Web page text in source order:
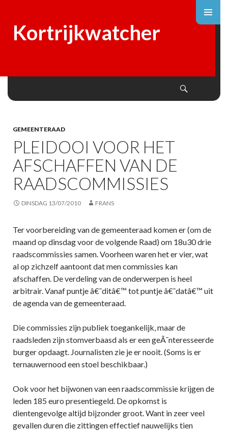
Kortrijkwatcher
GEMEENTERAAD
PLEIDOOI VOOR HET
AFSCHAFFEN VAN DE
RAADSCOMMISSIES
DINSDAG 13/07/2010 FRANS
Ter voorbereiding van de gemeenteraad komen er (om de
maand op dinsdag voor de volgende Raad) om 18u30 drie
raadscommissies samen. Voorheen waren het er vier, wat
al op zichzelf aantoont dat men commissies kan
afschaffen. De verdeling van de onderwerpen is heel
arbitrair. Vanaf puntje â€˜ditâ€™ tot puntje â€˜datâ€™ uit
de agenda van de gemeenteraad.
Die commissies zijn publiek toegankelijk, maar de
raadsleden zijn stomverbaasd als er een geÃ¯nteresseerde
burger opdaagt. Journalisten zie je er nooit. (Soms is er
ternauwernood een stoel beschikbaar.)
Ook voor het bijwonen van een raadscommissie krijgen de
leden 185 euro presentiegeld. De opkomst is
dientengevolge altijd bijzonder groot. Want in zeer veel
gevallen duren die zittingen effectief nauwelijks tien